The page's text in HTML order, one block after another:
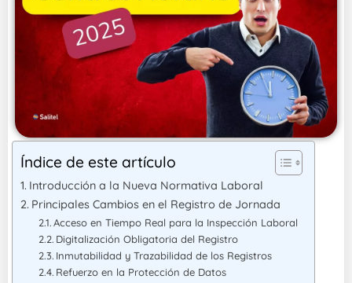
Índice de este artículo
Introducción a la Nueva Normativa Laboral
Principales Cambios en el Registro de Jornada
Acceso en Tiempo Real para la Inspección Laboral
Digitalización Obligatoria del Registro
Inmutabilidad y Trazabilidad de los Registros
Refuerzo en la Protección de Datos